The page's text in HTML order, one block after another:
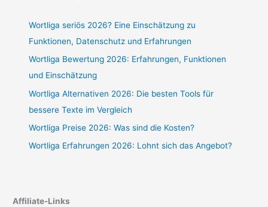
Wortliga seriös 2026? Eine Einschätzung zu
Funktionen, Datenschutz und Erfahrungen
Wortliga Bewertung 2026: Erfahrungen, Funktionen
und Einschätzung
Wortliga Alternativen 2026: Die besten Tools für
bessere Texte im Vergleich
Wortliga Preise 2026: Was sind die Kosten?
Wortliga Erfahrungen 2026: Lohnt sich das Angebot?
Affiliate-Links